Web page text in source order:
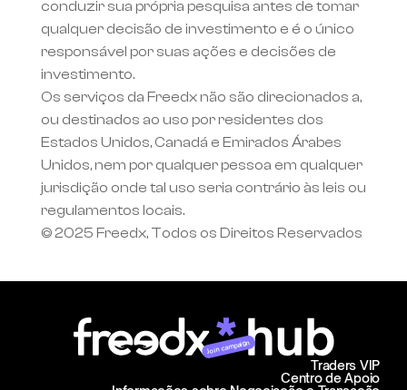
conduzir sua própria pesquisa antes de tomar
qualquer decisão de investimento e é o único
responsável por suas ações e decisões de
investimento.
Os serviços da Freedx não são direcionados a,
ou destinados ao uso por residentes dos
Estados Unidos, Canadá e Emirados Árabes
Unidos, nem por qualquer pessoa em qualquer
jurisdição onde tal uso seria contrário às leis ou
regulamentos locais.
© 2025 Freedx, Todos os Direitos Reservados
Join campaign
Centro de Apoio
Traders VIP